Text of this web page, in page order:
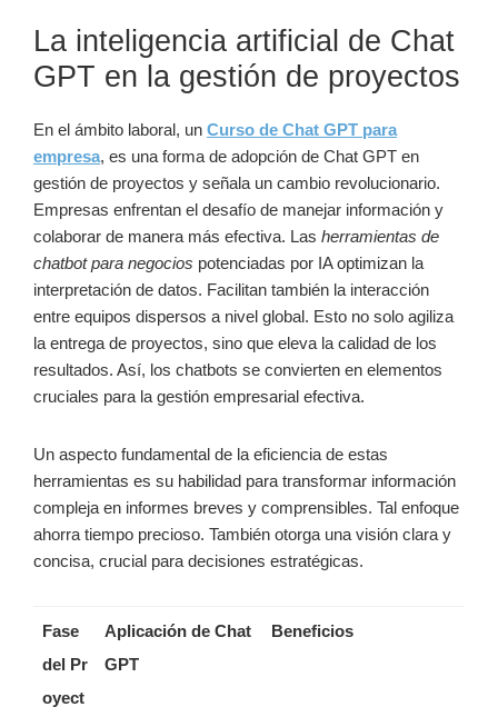
La inteligencia artificial de Chat
GPT en la gestión de proyectos
En el ámbito laboral, un Curso de Chat GPT para
empresa, es una forma de adopción de Chat GPT en
gestión de proyectos y señala un cambio revolucionario.
Empresas enfrentan el desafío de manejar información y
colaborar de manera más efectiva. Las herramientas de
chatbot para negocios potenciadas por IA optimizan la
interpretación de datos. Facilitan también la interacción
entre equipos dispersos a nivel global. Esto no solo agiliza
la entrega de proyectos, sino que eleva la calidad de los
resultados. Así, los chatbots se convierten en elementos
cruciales para la gestión empresarial efectiva.
Un aspecto fundamental de la eficiencia de estas
herramientas es su habilidad para transformar información
compleja en informes breves y comprensibles. Tal enfoque
ahorra tiempo precioso. También otorga una visión clara y
concisa, crucial para decisiones estratégicas.
Fase
del Pr
oyect
Aplicación de Chat
GPT
Beneficios